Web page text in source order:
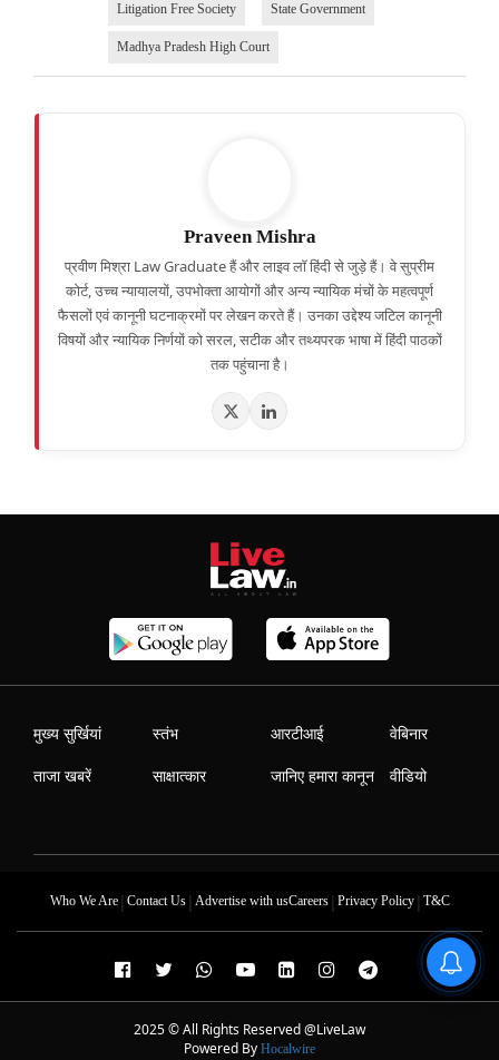
Litigation Free Society State Government
Madhya Pradesh High Court
Praveen Mishra
प्रवीण मिश्रा Law Graduate हैं और लाइव लॉ हिंदी से जुड़े हैं। वे सुप्रीम
कोर्ट, उच्च न्यायालयों, उपभोक्ता आयोगों और अन्य न्यायिक मंचों के महत्वपूर्ण
फैसलों एवं कानूनी घटनाक्रमों पर लेखन करते हैं। उनका उद्देश्य जटिल कानूनी
विषयों और न्यायिक निर्णयों को सरल, सटीक और तथ्यपरक भाषा में हिंदी पाठकों
तक पहुंचाना है।
मुख्य सुर्खियां
ताजा खबरें
स्तंभ
साक्षात्कार
आरटीआई
जानिए हमारा कानून
वेबिनार
वीडियो
Who We Are| Contact Us| Advertise with usCareers| Privacy Policy| T&C
2025 © All Rights Reserved @LiveLaw
Powered By Hocalwire